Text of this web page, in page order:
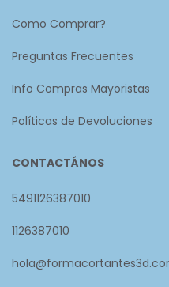
Como Comprar?
Preguntas Frecuentes
Info Compras Mayoristas
Políticas de Devoluciones
CONTACTÁNOS
5491126387010
1126387010